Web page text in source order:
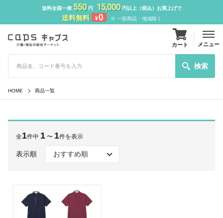
送料全国一律 550円 15,000円以上（税込）お買上げで
送料無料 ¥0 ※ 一部商品・地域除く
検索
カート メニュー
HOME 商品一覧
全1件中 1 〜 1件を表示
表示順